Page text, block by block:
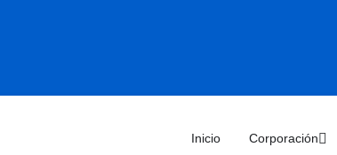
Inicio Corporación